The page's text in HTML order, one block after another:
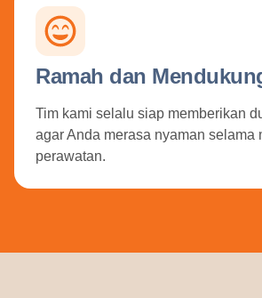
Ramah dan
Tim kami selalu siap memberikan
agar Anda merasa nyaman selama
perawatan.